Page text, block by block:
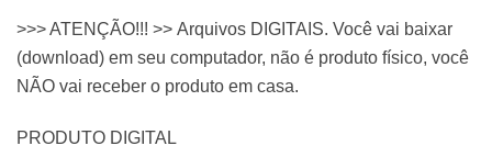
>>> ATENÇÃO!!! >> Arquivos DIGITAIS. Você vai baixar
(download) em seu computador, não é produto físico, você
NÃO vai receber o produto em casa.
PRODUTO DIGITAL